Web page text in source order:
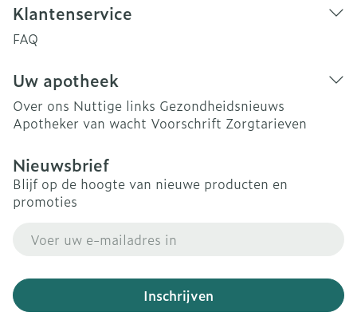
Klantenservice
FAQ
Uw apotheek
Over ons Nuttige links Gezondheidsnieuws
Apotheker van wacht Voorschrift Zorgtarieven
Nieuwsbrief
Blijf op de hoogte van nieuwe producten en
promoties
Inschrijven